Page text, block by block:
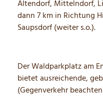
Altendorf, Mittelndorf,
dann 7 km in Richtung
Saupsdorf (weiter s.o.).
Der Waldparkplatz am
bietet ausreichende,
(Gegenverkehr